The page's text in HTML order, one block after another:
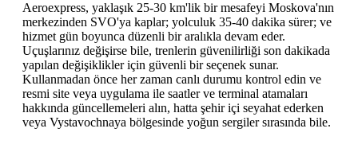
Aeroexpress, yaklaşık 25-30 km'lik bir mesafeyi Moskova'nın
merkezinden SVO'ya kaplar; yolculuk 35-40 dakika sürer; ve
hizmet gün boyunca düzenli bir aralıkla devam eder.
Uçuşlarınız değişirse bile, trenlerin güvenilirliği son dakikada
yapılan değişiklikler için güvenli bir seçenek sunar.
Kullanmadan önce her zaman canlı durumu kontrol edin ve
resmi site veya uygulama ile saatler ve terminal atamaları
hakkında güncellemeleri alın, hatta şehir içi seyahat ederken
veya Vystavochnaya bölgesinde yoğun sergiler sırasında bile.